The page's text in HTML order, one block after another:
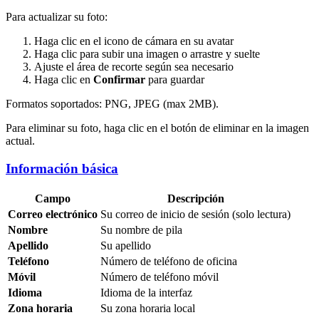
Para actualizar su foto:
Haga clic en el icono de cámara en su avatar
Haga clic para subir una imagen o arrastre y suelte
Ajuste el área de recorte según sea necesario
Haga clic en Confirmar para guardar
Formatos soportados: PNG, JPEG (max 2MB).
Para eliminar su foto, haga clic en el botón de eliminar en la imagen
actual.
Información básica
Campo
Descripción
Correo electrónico Su correo de inicio de sesión (solo lectura)
Nombre
Su nombre de pila
Apellido
Su apellido
Teléfono
Número de teléfono de oficina
Móvil
Número de teléfono móvil
Idioma
Idioma de la interfaz
Zona horaria
Su zona horaria local